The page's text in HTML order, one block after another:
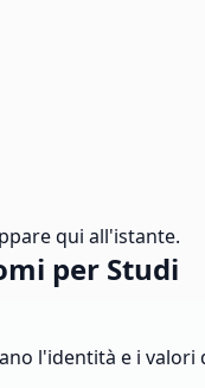
qui all'istante.
per Studi
l'identità e i